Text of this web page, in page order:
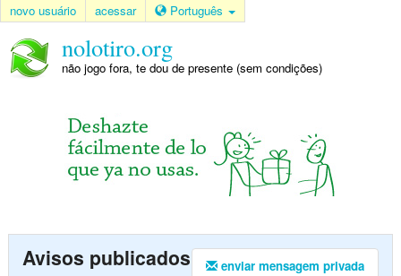
novo usuário acessar Português
nolotiro.org
não jogo fora, te dou de presente (sem condições)
enviar mensagem privada
Avisos publicados